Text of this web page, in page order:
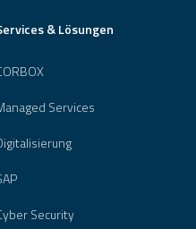
& Lösungen
Services
Security